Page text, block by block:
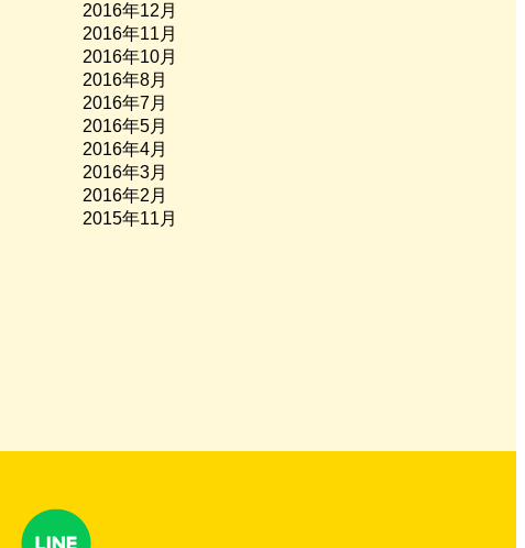
2016年12月
2016年11月
2016年10月
2016年8月
2016年7月
2016年5月
2016年4月
2016年3月
2016年2月
2015年11月